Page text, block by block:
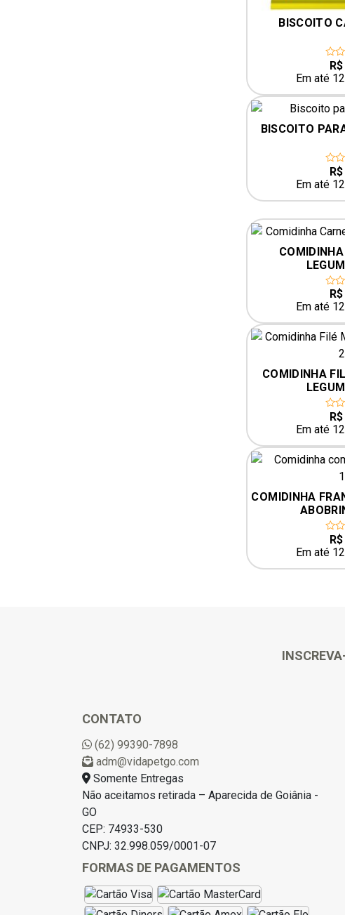
BISCOITO
out
of
5
R$
Em até
BISCOITO
0
out
of
5
R$
Em até
out
of
5
R$
Em até
COMIDINHA
out
of
5
R$
Em até
COMIDINHA
0
out
of
5
R$
Em até
CONTATO
(62) 99390-7898
adm@vidapetgo.com
Somente Entregas
Não aceitamos retirada – Aparecida de Goiânia -
GO
CEP: 74933-530
CNPJ: 32.998.059/0001-07
FORMAS DE PAGAMENTOS